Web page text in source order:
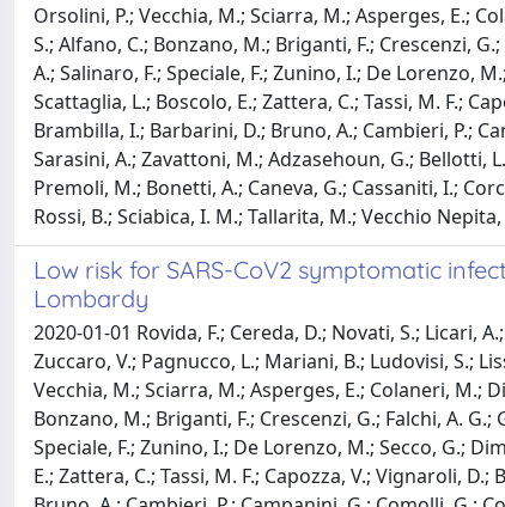
Orsolini, P.; Vecchia, M.; Sciarra, M.; Asperges, E.;
S.; Alfano, C.; Bonzano, M.; Briganti, F.; Crescenzi,
A.; Salinaro, F.; Speciale, F.; Zunino, I.; De Lorenzo,
Scattaglia, L.; Boscolo, E.; Zattera, C.; Tassi, M. F.;
Brambilla, I.; Barbarini, D.; Bruno, A.; Cambieri, P.;
Sarasini, A.; Zavattoni, M.; Adzasehoun, G.; Bellotti,
Premoli, M.; Bonetti, A.; Caneva, G.; Cassaniti, I.;
Rossi, B.; Sciabica, I. M.; Tallarita, M.; Vecchio
Low risk for SARS-CoV2 symptomatic
Lombardy
2020-01-01 Rovida, F.; Cereda, D.; Novati, S.; Licari,
Zuccaro, V.; Pagnucco, L.; Mariani, B.; Ludovisi, S.;
Vecchia, M.; Sciarra, M.; Asperges, E.; Colaneri, M.;
Bonzano, M.; Briganti, F.; Crescenzi, G.; Falchi, A.
Speciale, F.; Zunino, I.; De Lorenzo, M.; Secco, G.;
E.; Zattera, C.; Tassi, M. F.; Capozza, V.; Vignaroli,